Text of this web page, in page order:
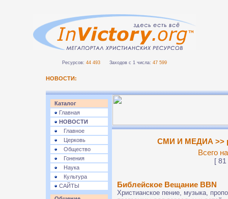
Ресурсов: 44 493 Заходов с 1 числа: 47 599
НОВОСТИ:
Каталог
Главная
НОВОСТИ
Главное
Церковь
Общество
Гонения
Наука
Культура
САЙТЫ
СМИ И МЕДИА >>
Всего
[
Библейское Вещание BBN
Христианское пение, музыка,